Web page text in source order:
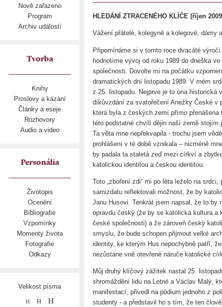
Nově zařazeno
Program
Archiv událostí
Tvorba
Knihy
Proslovy a kázání
Články a eseje
Rozhovory
Audio a video
Personália
Životopis
Ocenění
Bibliografie
Vzpomínky
Momenty života
Fotografie
Odkazy
Velikost písma
H H H
HLEDÁNÍ ZTRACENÉHO KLÍČE (říjen
Vážení přátelé, kolegyně a kolegové, dámy
Připomínáme si v tomto roce dvacáté
hodnotíme vývoj od roku 1989 do dneška
společnosti. Dovolte mi na počátku
dramatických dní listopadu 1989. V mém
z 25. listopadu. Nejprve je to ona historická
díkůvzdání za svatořečení Anežky České v
která byla z českých zemí přímo
této podstatné chvíli dějin naší země stojím
Ta věta mne nepřekvapila - trochu jsem
prohlášení v té době vznikala – nicméně
by padala ta staletá zeď mezi církví a
katolickou identitou a českou identitou.
Toto „zboření zdi“ mi po léta leželo na
samizdatu reflektovali možnost, že by
Janu Husovi. Tenkrát jsem napsal, že to by
opravdu český (že by se katolická kultura
české společnosti) a že zároveň český
smyslu, že bude schopen přijmout velké
identity, ke kterým Hus nepochybně patří,
nezůstane vně otevřené náruče katolické
Můj druhý klíčový zážitek nastal 25.
shromáždění lidu na Letné a Václav Malý,
manifestací, přivedl na pódium jednoho z
studenty - a představil ho s tím, že ten